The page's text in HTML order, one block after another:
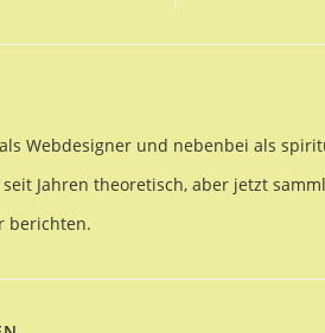
Webdesigner und nebenbei als
Jahren theoretisch, aber jetzt
berichten.